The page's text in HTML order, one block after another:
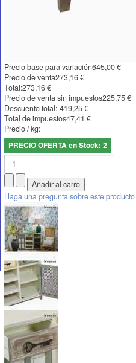
Precio base para variación645,00 €
Precio de venta273,16 €
Total:273,16 €
Precio de venta sin impuestos225,75 €
Descuento total:-419,25 €
Total de impuestos47,41 €
Precio / kg:
PRECIO OFERTA en Stock: 2
Haga una pregunta sobre este producto